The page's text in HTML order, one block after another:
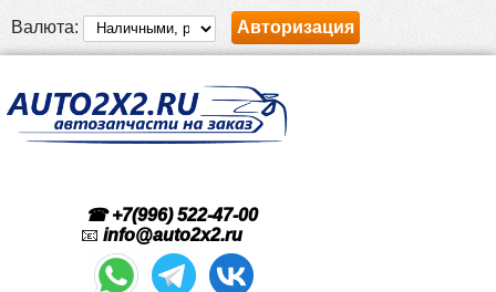
Валюта: Авторизация
☎ +7(996) 522-47-00
📧 info@auto2x2.ru